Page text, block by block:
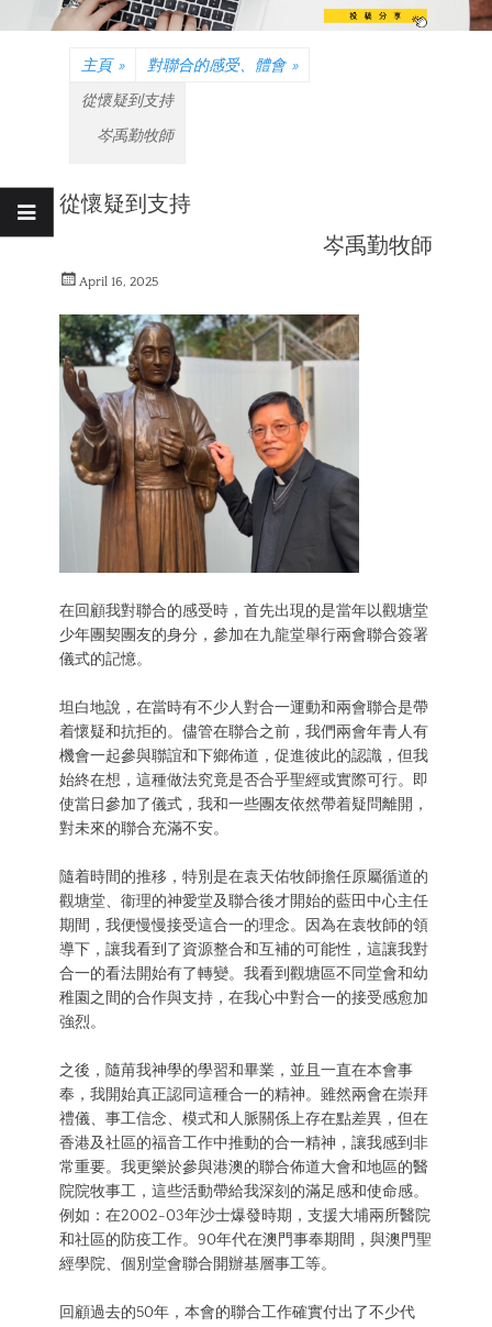
主頁 » 對聯合的感受、體會 »
從懷疑到支持
岑禹勤牧師
從懷疑到支持
岑禹勤牧師
PostedApril 16, 2025
在回顧我對聯合的感受時，首先出現的是當年以觀塘堂
少年團契團友的身分，參加在九龍堂舉行兩會聯合簽署
儀式的記憶。
坦白地說，在當時有不少人對合一運動和兩會聯合是帶
着懷疑和抗拒的。儘管在聯合之前，我們兩會年青人有
機會一起參與聯誼和下鄉佈道，促進彼此的認識，但我
始終在想，這種做法究竟是否合乎聖經或實際可行。即
使當日參加了儀式，我和一些團友依然帶着疑問離開，
對未來的聯合充滿不安。
隨着時間的推移，特別是在袁天佑牧師擔任原屬循道的
觀塘堂、衞理的神愛堂及聯合後才開始的藍田中心主任
期間，我便慢慢接受這合一的理念。因為在袁牧師的領
導下，讓我看到了資源整合和互補的可能性，這讓我對
合一的看法開始有了轉變。我看到觀塘區不同堂會和幼
稚園之間的合作與支持，在我心中對合一的接受感愈加
強烈。
之後，隨苚我神學的學習和畢業，並且一直在本會事
奉，我開始真正認同這種合一的精神。雖然兩會在崇拜
禮儀、事工信念、模式和人脈關係上存在點差異，但在
香港及社區的福音工作中推動的合一精神，讓我感到非
常重要。我更樂於參與港澳的聯合佈道大會和地區的醫
院院牧事工，這些活動帶給我深刻的滿足感和使命感。
例如：在2002-03年沙士爆發時期，支援大埔兩所醫院
和社區的防疫工作。90年代在澳門事奉期間，與澳門聖
經學院、個別堂會聯合開辦基層事工等。
回顧過去的50年，本會的聯合工作確實付出了不少代